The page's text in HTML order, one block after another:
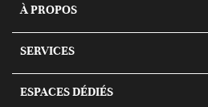
À PROPOS
SERVICES
ESPACES DÉDIÉS